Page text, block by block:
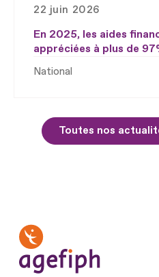
22 juin 2026
En 2025, les aides
appréciées à plus de
National
Toutes nos